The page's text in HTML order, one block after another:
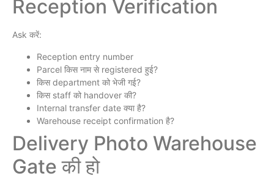
Reception Verification
Ask करें:
Reception entry number
Parcel किस नाम से registered हुई?
किस department को भेजी गई?
किस staff को handover की?
Internal transfer date क्या है?
Warehouse receipt confirmation है?
Delivery Photo Warehouse
Gate की हो